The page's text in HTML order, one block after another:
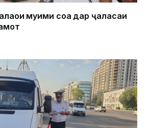
муҳими соҳа дар ҷаласаи